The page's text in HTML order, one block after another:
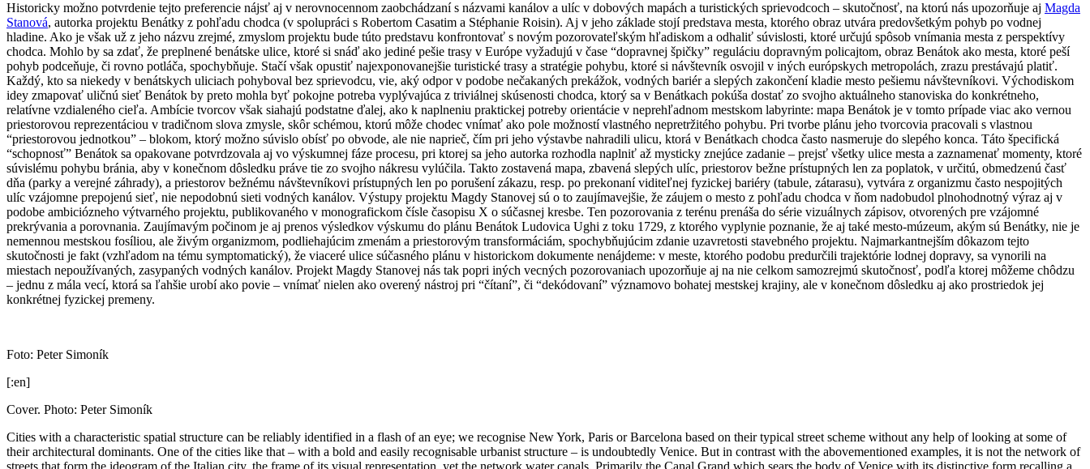
Historicky možno potvrdenie tejto preferencie nájsť aj v nerovnocennom zaobchádzaní s názvami kanálov a ulíc v dobových mapách a turistických sprievodcoch – skutočnosť, na ktorú nás upozorňuje aj Magda
Stanová, autorka projektu Benátky z pohľadu chodca (v spolupráci s Robertom Casatim a Stéphanie Roisin). Aj v jeho základe stojí predstava mesta, ktorého obraz utvára predovšetkým pohyb po vodnej
hladine. Ako je však už z jeho názvu zrejmé, zmyslom projektu bude túto predstavu konfrontovať s novým pozorovateľským hľadiskom a odhaliť súvislosti, ktoré určujú spôsob vnímania mesta z perspektívy
chodca. Mohlo by sa zdať, že preplnené benátske ulice, ktoré si snáď ako jediné pešie trasy v Európe vyžadujú v čase “dopravnej špičky” reguláciu dopravným policajtom, obraz Benátok ako mesta, ktoré peší
pohyb podceňuje, či rovno potláča, spochybňuje. Stačí však opustiť najexponovanejšie turistické trasy a stratégie pohybu, ktoré si návštevník osvojil v iných európskych metropolách, zrazu prestávajú platiť.
Každý, kto sa niekedy v benátskych uliciach pohyboval bez sprievodcu, vie, aký odpor v podobe nečakaných prekážok, vodných bariér a slepých zakončení kladie mesto pešiemu návštevníkovi. Východiskom
idey zmapovať uličnú sieť Benátok by preto mohla byť pokojne potreba vyplývajúca z triviálnej skúsenosti chodca, ktorý sa v Benátkach pokúša dostať zo svojho aktuálneho stanoviska do konkrétneho,
relatívne vzdialeného cieľa. Ambície tvorcov však siahajú podstatne ďalej, ako k naplneniu praktickej potreby orientácie v neprehľadnom mestskom labyrinte: mapa Benátok je v tomto prípade viac ako vernou
priestorovou reprezentáciou v tradičnom slova zmysle, skôr schémou, ktorú môže chodec vnímať ako pole možností vlastného nepretržitého pohybu. Pri tvorbe plánu jeho tvorcovia pracovali s vlastnou
“priestorovou jednotkou” – blokom, ktorý možno súvislo obísť po obvode, ale nie naprieč, čím pri jeho výstavbe nahradili ulicu, ktorá v Benátkach chodca často nasmeruje do slepého konca. Táto špecifická
“schopnosť” Benátok sa opakovane potvrdzovala aj vo výskumnej fáze procesu, pri ktorej sa jeho autorka rozhodla naplniť až mysticky znejúce zadanie – prejsť všetky ulice mesta a zaznamenať momenty, ktoré
súvislému pohybu bránia, aby v konečnom dôsledku práve tie zo svojho nákresu vylúčila. Takto zostavená mapa, zbavená slepých ulíc, priestorov bežne prístupných len za poplatok, v určitú, obmedzenú časť
dňa (parky a verejné záhrady), a priestorov bežnému návštevníkovi prístupných len po porušení zákazu, resp. po prekonaní viditeľnej fyzickej bariéry (tabule, zátarasu), vytvára z organizmu často nespojitých
ulíc vzájomne prepojenú sieť, nie nepodobnú sieti vodných kanálov. Výstupy projektu Magdy Stanovej sú o to zaujímavejšie, že záujem o mesto z pohľadu chodca v ňom nadobudol plnohodnotný výraz aj v
podobe ambiciózneho výtvarného projektu, publikovaného v monografickom čísle časopisu X o súčasnej kresbe. Ten pozorovania z terénu prenáša do série vizuálnych zápisov, otvorených pre vzájomné
prekrývania a porovnania. Zaujímavým počinom je aj prenos výsledkov výskumu do plánu Benátok Ludovica Ughi z toku 1729, z ktorého vyplynie poznanie, že aj také mesto-múzeum, akým sú Benátky, nie je
nemennou mestskou fosíliou, ale živým organizmom, podliehajúcim zmenám a priestorovým transformáciám, spochybňujúcim zdanie uzavretosti stavebného projektu. Najmarkantnejším dôkazom tejto
skutočnosti je fakt (vzhľadom na tému symptomatický), že viaceré ulice súčasného plánu v historickom dokumente nenájdeme: v meste, ktorého podobu predurčili trajektórie lodnej dopravy, sa vynorili na
miestach nepoužívaných, zasypaných vodných kanálov. Projekt Magdy Stanovej nás tak popri iných vecných pozorovaniach upozorňuje aj na nie celkom samozrejmú skutočnosť, podľa ktorej môžeme chôdzu
– jednu z mála vecí, ktorá sa ľahšie urobí ako povie – vnímať nielen ako overený nástroj pri “čítaní”, či “dekódovaní” významovo bohatej mestskej krajiny, ale v konečnom dôsledku aj ako prostriedok jej
konkrétnej fyzickej premeny.
Foto: Peter Simoník
[:en]
Cover. Photo: Peter Simoník
Cities with a characteristic spatial structure can be reliably identified in a flash of an eye; we recognise New York, Paris or Barcelona based on their typical street scheme without any help of looking at some of
their architectural dominants. One of the cities like that – with a bold and easily recognisable urbanist structure – is undoubtedly Venice. But in contrast with the abovementioned examples, it is not the network of
streets that form the ideogram of the Italian city, the frame of its visual representation, yet the network water canals. Primarily the Canal Grand which sears the body of Venice with its distinctive form recalling a